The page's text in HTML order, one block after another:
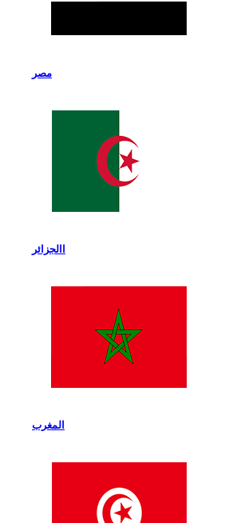
مصر
االجزائر
المغرب